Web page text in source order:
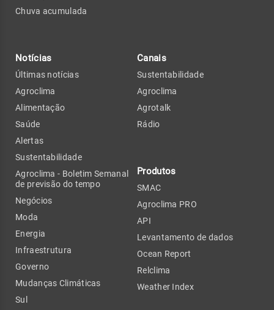
Chuva acumulada
Notícias
Últimas notícias
Agroclima
Alimentação
Saúde
Alertas
Sustentabilidade
Agroclima - Boletim Semanal
de previsão do tempo
Negócios
Moda
Energia
Infraestrutura
Governo
Mudanças Climáticas
Sul
Canais
Sustentabilidade
Agroclima
Agrotalk
Rádio
Produtos
SMAC
Agroclima PRO
API
Levantamento de dados
Ocean Report
Relclima
Weather Index